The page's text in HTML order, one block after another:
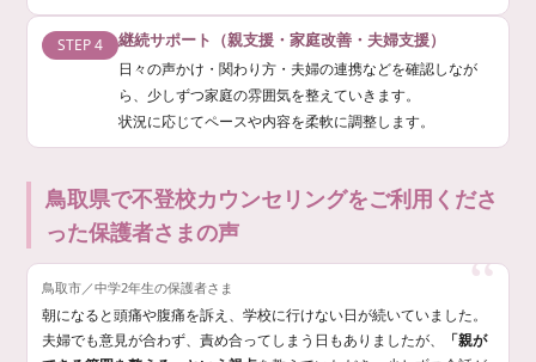
STEP 4 継続サポート（親支援・家庭改善・夫婦支援）
日々の声かけ・関わり方・夫婦の連携などを確認しなが
ら、少しずつ家庭の雰囲気を整えていきます。
状況に応じてペースや内容を柔軟に調整します。
鳥取県で不登校カウンセリングをご利用くださ
った保護者さまの声
鳥取市／中学2年生の保護者さま
朝になると頭痛や腹痛を訴え、学校に行けない日が続いていました。
夫婦でも意見が合わず、責め合ってしまう日もありましたが、
「親が